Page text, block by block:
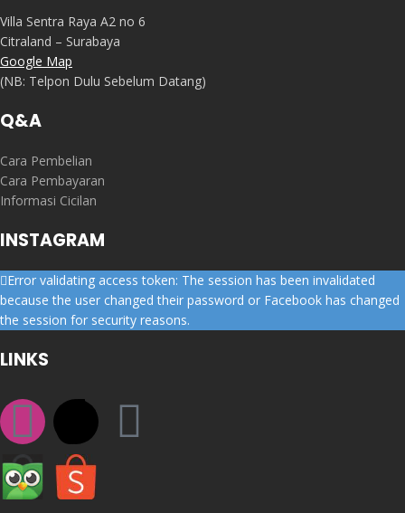
Villa Sentra Raya A2 no 6
Citraland – Surabaya
Google Map
(NB: Telpon Dulu Sebelum Datang)
Q&A
Cara Pembelian
Cara Pembayaran
Informasi Cicilan
INSTAGRAM
Error validating access token: The session has been invalidated
because the user changed their password or Facebook has changed
the session for security reasons.
LINKS